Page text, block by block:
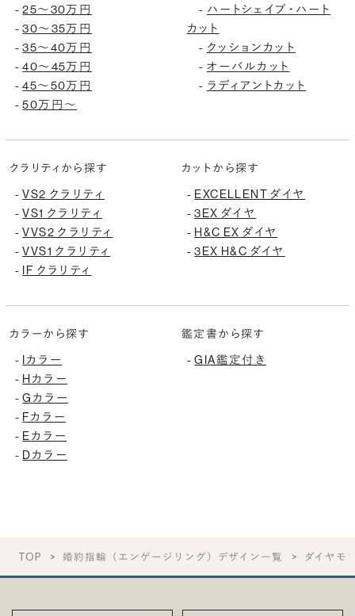
-25〜30万円
-30〜35万円
-35〜40万円
-40〜45万円
-45〜50万円
-50万円〜
- ハートシェイプ・ハート
カット
- クッションカット
- オーバルカット
- ラディアントカット
クラリティから探す
-VS2 クラリティ
-VS1 クラリティ
-VVS2 クラリティ
-VVS1 クラリティ
- IF クラリティ
カットから探す
- EXCELLENT ダイヤ
-3EX ダイヤ
- H&C EX ダイヤ
-3EX H&C ダイヤ
カラーから探す
- Iカラー
- Hカラー
-Gカラー
- Fカラー
- Eカラー
- Dカラー
鑑定書から探す
-GIA鑑定付き
TOP 婚約指輪（エンゲージリング）デザイン一覧 ダイヤモ